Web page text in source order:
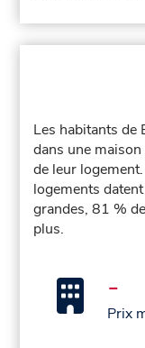
Les habitants de
dans une
de leur
logements
grandes, 81 %
plus.
-
Prix